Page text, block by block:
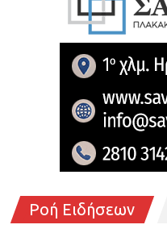
Ροή Ειδήσεων